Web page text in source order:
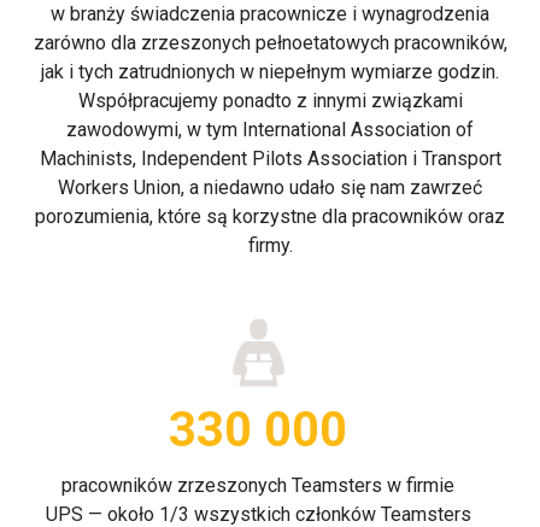
w branży świadczenia pracownicze i wynagrodzenia
zarówno dla zrzeszonych pełnoetatowych pracowników,
jak i tych zatrudnionych w niepełnym wymiarze godzin.
Współpracujemy ponadto z innymi związkami
zawodowymi, w tym International Association of
Machinists, Independent Pilots Association i Transport
Workers Union, a niedawno udało się nam zawrzeć
porozumienia, które są korzystne dla pracowników oraz
firmy.
330 000
pracowników zrzeszonych Teamsters w firmie
UPS — około 1/3 wszystkich członków Teamsters